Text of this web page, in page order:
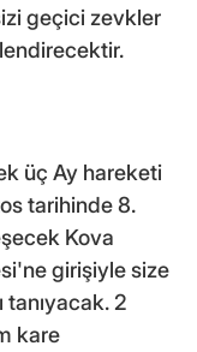
geçici zevkler
üç Ay hareketi
tarihinde 8.
Kova
girişiyle size
tanıyacak. 2
kare